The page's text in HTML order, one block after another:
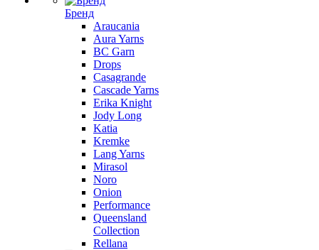
Бренд
Araucania
Aura Yarns
BC Garn
Drops
Casagrande
Cascade Yarns
Erika Knight
Jody Long
Katia
Kremke
Lang Yarns
Mirasol
Noro
Onion
Performance
Queensland
Collection
Rellana